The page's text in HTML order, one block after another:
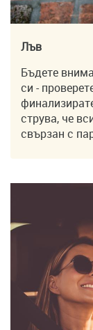
Лъв
Бъдете
си -
струва, че
свързан с